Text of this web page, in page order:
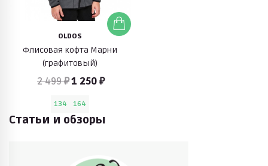
OLDOS
Флисовая кофта Марни
(графитовый)
2 499 ₽1 250 ₽
134 164
Статьи и обзоры